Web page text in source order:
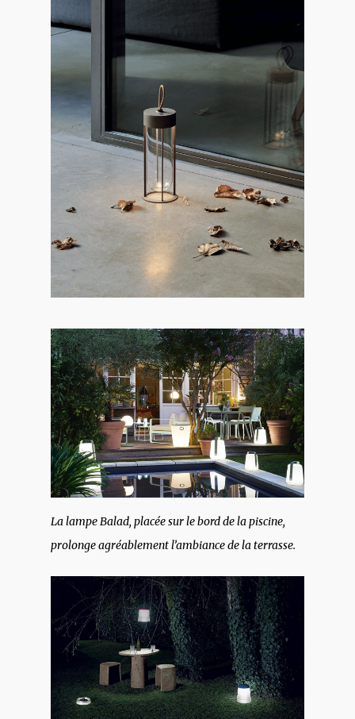
La lampe Balad, placée sur le bord de la piscine,
prolonge agréablement l’ambiance de la terrasse.